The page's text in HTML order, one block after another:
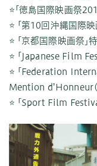
⭐️｢徳島国際映画祭
⭐️ ｢第10回沖縄国際
⭐️ ｢京都国際映画祭｣
⭐️ ｢Japanese Film
⭐️ ｢Federation
Mention
⭐️ ｢Sport Film